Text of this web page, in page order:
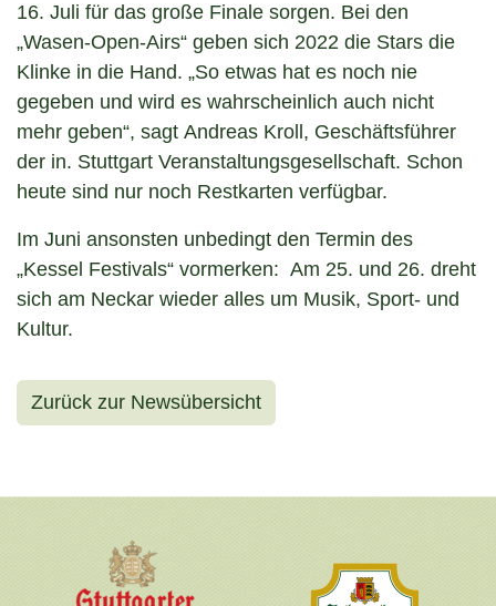
16. Juli für das große Finale sorgen. Bei den
„Wasen-Open-Airs“ geben sich 2022 die Stars die
Klinke in die Hand. „So etwas hat es noch nie
gegeben und wird es wahrscheinlich auch nicht
mehr geben“, sagt Andreas Kroll, Geschäftsführer
der in. Stuttgart Veranstaltungsgesellschaft. Schon
heute sind nur noch Restkarten verfügbar.
Im Juni ansonsten unbedingt den Termin des
„Kessel Festivals“ vormerken: Am 25. und 26. dreht
sich am Neckar wieder alles um Musik, Sport- und
Kultur.
Zurück zur Newsübersicht